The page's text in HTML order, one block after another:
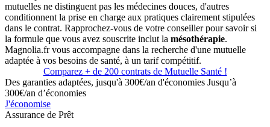
mutuelles ne distinguent pas les médecines douces, d'autres
conditionnent la prise en charge aux pratiques clairement stipulées
dans le contrat. Rapprochez-vous de votre conseiller pour savoir si
la formule que vous avez souscrite inclut la mésothérapie.
Magnolia.fr vous accompagne dans la recherche d'une mutuelle
adaptée à vos besoins de santé, à un tarif compétitif.
Comparez + de 200 contrats de Mutuelle Santé !
Des garanties adaptées, jusqu'à 300€/an d'économies Jusqu’à
300€/an d’économies
J'économise
Assurance de Prêt